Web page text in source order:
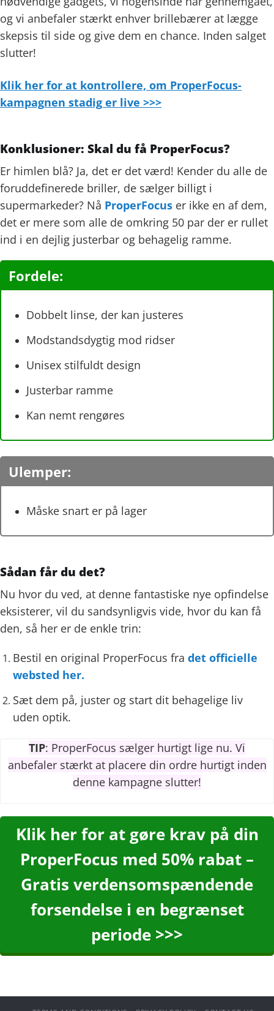
og vi anbefaler stærkt enhver brillebærer at lægge
skepsis til side og give dem en chance. Inden salget
slutter!
Klik her for at kontrollere, om ProperFocus-
kampagnen stadig er live >>>
Konklusioner: Skal du få ProperFocus?
Er himlen blå? Ja, det er det værd! Kender du alle de
foruddefinerede briller, de sælger billigt i
supermarkeder? Nå ProperFocus er ikke en af ​​dem,
det er mere som alle de omkring 50 par der er rullet
ind i en dejlig justerbar og behagelig ramme.
Fordele:
Dobbelt linse, der kan justeres
Modstandsdygtig mod ridser
Unisex stilfuldt design
Justerbar ramme
Kan nemt rengøres
Ulemper:
Måske snart er på lager
Sådan får du det?
Nu hvor du ved, at denne fantastiske nye opfindelse
eksisterer, vil du sandsynligvis vide, hvor du kan få
den, så her er de enkle trin:
Bestil en original ProperFocus fra det officielle
websted her.
Sæt dem på, juster og start dit behagelige liv
uden optik.
TIP: ProperFocus sælger hurtigt lige nu. Vi
anbefaler stærkt at placere din ordre hurtigt inden
denne kampagne slutter!
Klik her for at gøre krav på din
ProperFocus med 50% rabat –
Gratis verdensomspændende
forsendelse i en begrænset
periode >>>